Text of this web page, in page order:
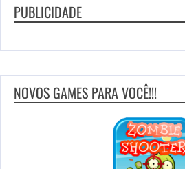
PUBLICIDADE
NOVOS GAMES PARA VOCÊ!!!